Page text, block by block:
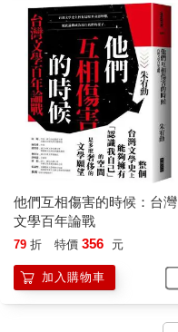
他們互相傷害的時候：台灣
文學百年論戰
79 折 特價 356 元
加入購物車